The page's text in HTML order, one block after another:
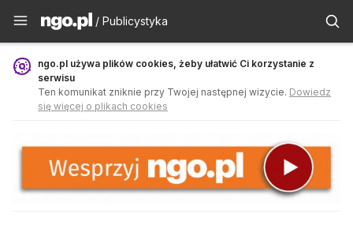
Publicystyka - ngo.pl
/ Publicystyka
ngo.pl używa plików cookies, żeby ułatwić Ci korzystanie z
serwisu
Ten komunikat zniknie przy Twojej następnej wizycie. Dowiedz
się więcej o plikach cookies